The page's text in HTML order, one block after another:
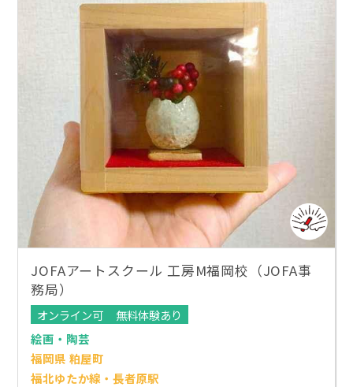
JOFAアートスクール 工房M福岡校（JOFA事
務局）
オンライン可
無料体験あり
絵画・陶芸
福岡県 粕屋町
福北ゆたか線・長者原駅